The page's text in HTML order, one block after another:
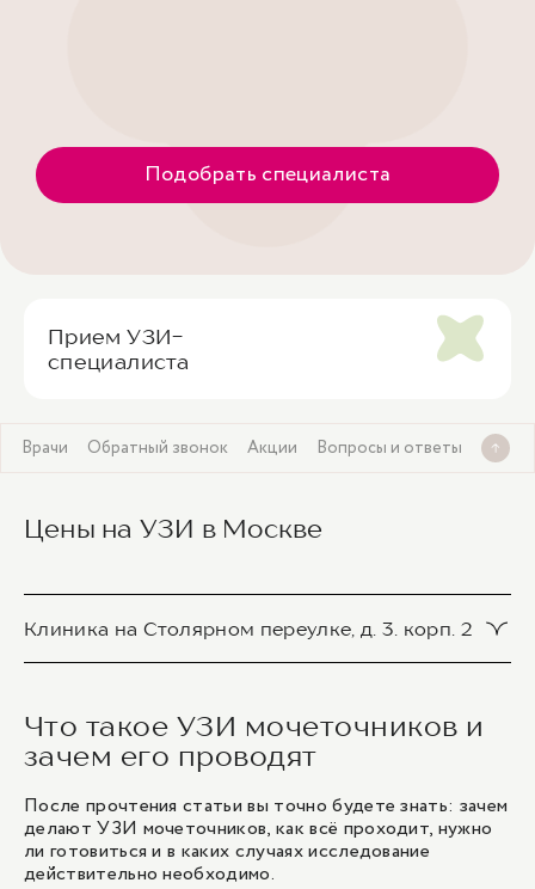
Подобрать специалиста
Прием УЗИ-
специалиста
Врачи Обратный звонок Акции Вопросы и ответы
Цены на УЗИ в Москве
Клиника на Столярном переулке, д. 3. корп. 2
7 300 ₽
8 000 ₽
Что такое УЗИ мочеточников и
зачем его проводят
После прочтения статьи вы точно будете знать: зачем
делают УЗИ мочеточников, как всё проходит, нужно
ли готовиться и в каких случаях исследование
действительно необходимо.